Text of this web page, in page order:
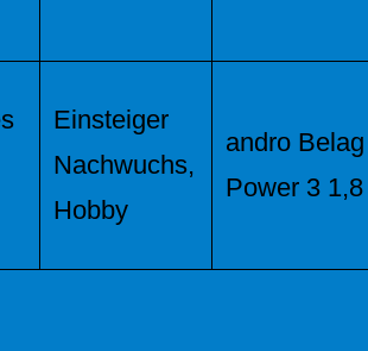
Einsteiger
Nachwuchs,
Hobby
andro Belag
Power 3 1,8